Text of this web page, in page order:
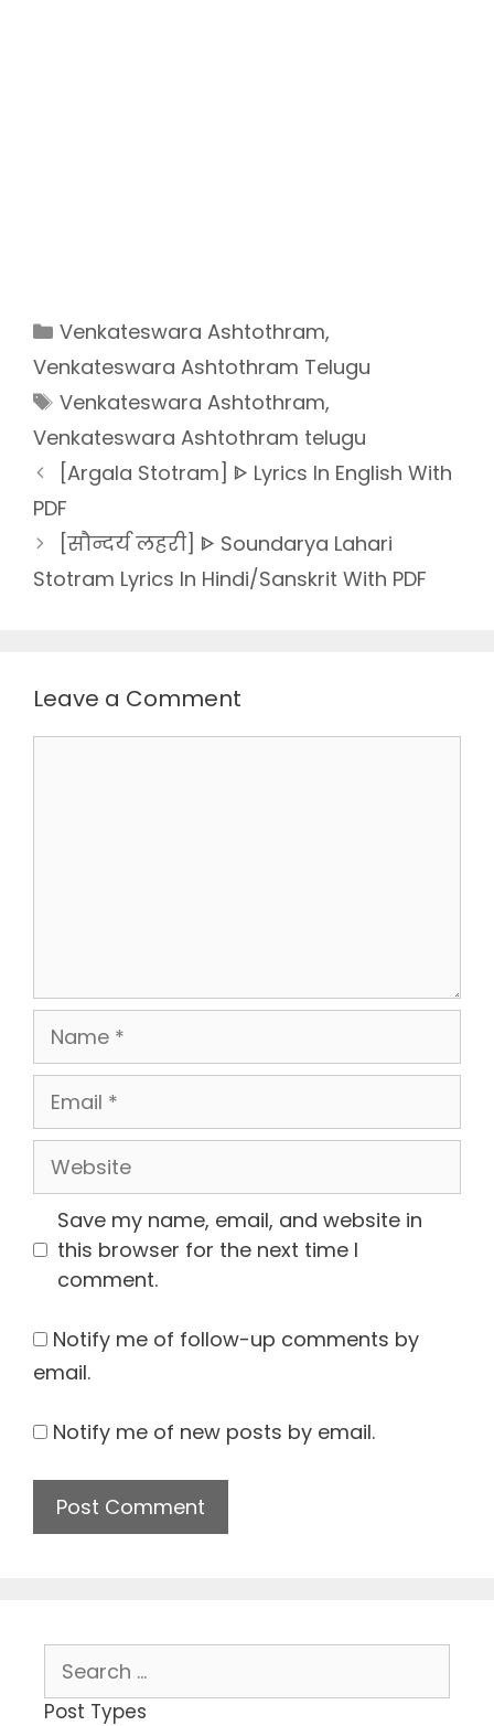
Categories
Venkateswara Ashtothram,
Venkateswara Ashtothram Telugu
Tags
Venkateswara Ashtothram,
Venkateswara Ashtothram telugu
[Argala Stotram] ᐈ Lyrics In English With
PDF
[सौन्दर्य लहरी] ᐈ Soundarya Lahari
Stotram Lyrics In Hindi/Sanskrit With PDF
Leave a Comment
Name
Email
Website
Save my name, email, and website in
this browser for the next time I
comment.
Notify me of follow-up comments by
email.
Notify me of new posts by email.
for:
Post Types